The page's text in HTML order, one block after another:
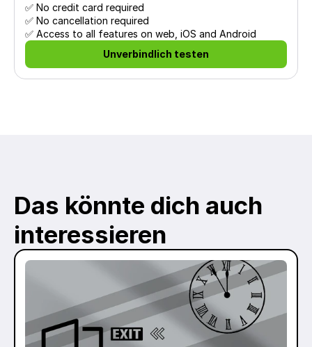
✅ No credit card required
✅ No cancellation required
✅ Access to all features on web, iOS and Android
Unverbindlich testen
Das könnte dich auch
interessieren